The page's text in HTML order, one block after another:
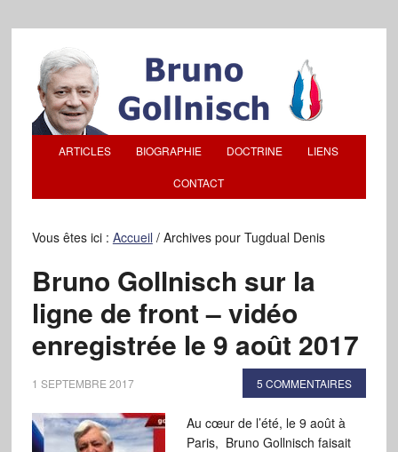
ARTICLES BIOGRAPHIE DOCTRINE LIENS
CONTACT
Vous êtes ici : Accueil /Archives pour Tugdual Denis
Bruno Gollnisch sur la
ligne de front – vidéo
enregistrée le 9 août 2017
1 SEPTEMBRE 2017 5 COMMENTAIRES
Au cœur de l’été, le 9 août à
Paris, Bruno Gollnisch faisait